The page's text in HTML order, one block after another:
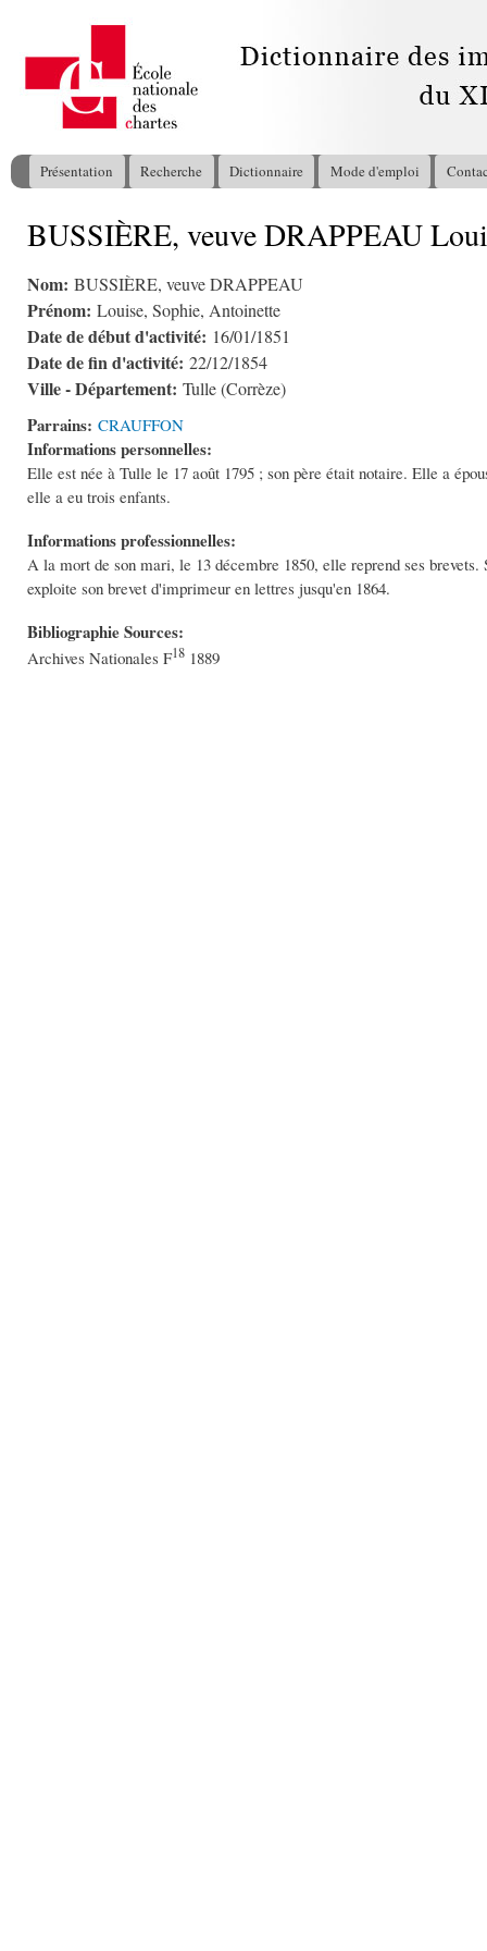
Menu principal
Présentation Recherche Dictionnaire Mode d'emploi
Vous êtes ici
BUSSIÈRE, veuve DRAPPEAU
Nom: BUSSIÈRE, veuve DRAPPEAU
Prénom: Louise, Sophie, Antoinette
Date de début d'activité: 16/01/1851
Date de fin d'activité: 22/12/1854
Ville - Département: Tulle (Corrèze)
Parrains: CRAUFFON
Informations personnelles:
Elle est née à Tulle le 17 août 1795 ; son père était notaire. Elle a
elle a eu trois enfants.
Informations professionnelles:
A la mort de son mari, le 13 décembre 1850, elle reprend ses
exploite son brevet d'imprimeur en lettres jusqu'en 1864.
Bibliographie Sources:
Archives Nationales F18 1889